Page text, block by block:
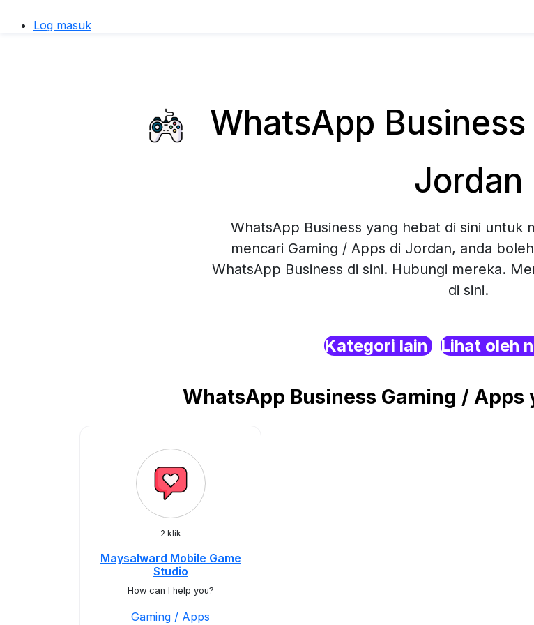
Log masuk
WhatsApp
Jordan
WhatsApp Business yang hebat di sini untuk
mencari Gaming / Apps di Jordan, anda
WhatsApp Business di sini. Hubungi mereka.
di sini.
Kategori lain Lihat oleh
WhatsApp Business Gaming /
2 klik
Maysalward Mobile Game
Studio
How can I help you?
Gaming / Apps